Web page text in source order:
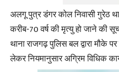
अलगू पुत्र डंगर कोल निवासी गुरेठ
करीब-70 वर्ष की मृत्यु हो जाने की
थाना राजगढ़ पुलिस बल द्वारा
लेकर नियमानुसार अग्रिम विधिक